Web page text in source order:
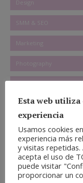
Design
SMM & SEO
Marketing
Photography
Contact info
+ 001 234
Esta web utiliza
experiencia
Usamos cookies
experiencia más
y visitas
acepta el uso de
puede visitar
proporcionar un